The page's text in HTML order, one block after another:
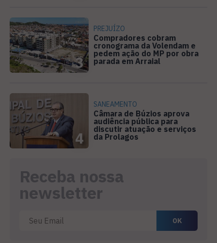
3
PREJUÍZO
Compradores cobram
cronograma da Volendam e
pedem ação do MP por obra
parada em Arraial
4
SANEAMENTO
Câmara de Búzios aprova
audiência pública para
discutir atuação e serviços
da Prolagos
Receba nossa
newsletter